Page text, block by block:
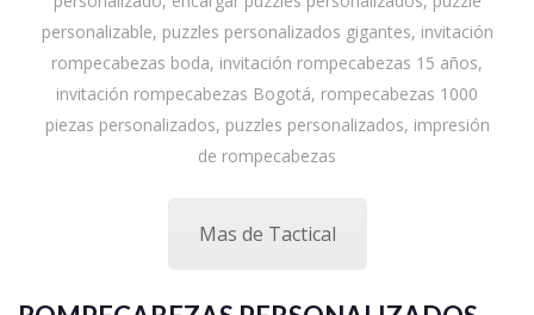
personalizable, puzzles personalizados gigantes, invitación
rompecabezas boda, invitación rompecabezas 15 años,
invitación rompecabezas Bogotá, rompecabezas 1000
piezas personalizados, puzzles personalizados, impresión
de rompecabezas
Mas de Tactical